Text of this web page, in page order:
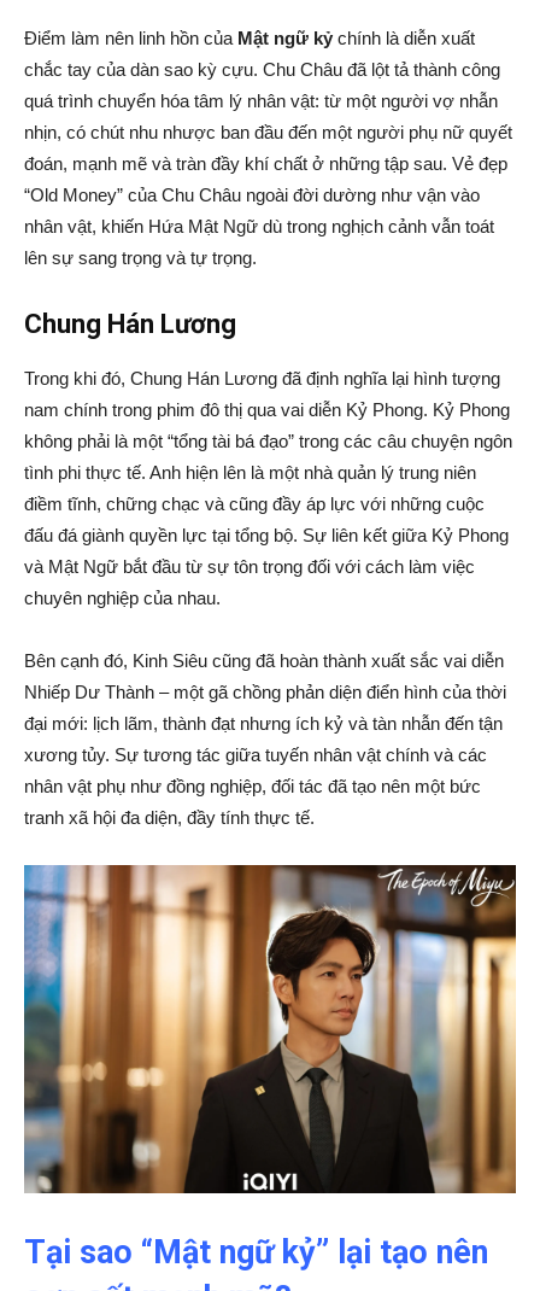
Điểm làm nên linh hồn của Mật ngữ kỷ chính là diễn xuất
chắc tay của dàn sao kỳ cựu. Chu Châu đã lột tả thành công
quá trình chuyển hóa tâm lý nhân vật: từ một người vợ nhẫn
nhịn, có chút nhu nhược ban đầu đến một người phụ nữ quyết
đoán, mạnh mẽ và tràn đầy khí chất ở những tập sau. Vẻ đẹp
“Old Money” của Chu Châu ngoài đời dường như vận vào
nhân vật, khiến Hứa Mật Ngữ dù trong nghịch cảnh vẫn toát
lên sự sang trọng và tự trọng.
Chung Hán Lương
Trong khi đó, Chung Hán Lương đã định nghĩa lại hình tượng
nam chính trong phim đô thị qua vai diễn Kỷ Phong. Kỷ Phong
không phải là một “tổng tài bá đạo” trong các câu chuyện ngôn
tình phi thực tế. Anh hiện lên là một nhà quản lý trung niên
điềm tĩnh, chững chạc và cũng đầy áp lực với những cuộc
đấu đá giành quyền lực tại tổng bộ. Sự liên kết giữa Kỷ Phong
và Mật Ngữ bắt đầu từ sự tôn trọng đối với cách làm việc
chuyên nghiệp của nhau.
Bên cạnh đó, Kinh Siêu cũng đã hoàn thành xuất sắc vai diễn
Nhiếp Dư Thành – một gã chồng phản diện điển hình của thời
đại mới: lịch lãm, thành đạt nhưng ích kỷ và tàn nhẫn đến tận
xương tủy. Sự tương tác giữa tuyến nhân vật chính và các
nhân vật phụ như đồng nghiệp, đối tác đã tạo nên một bức
tranh xã hội đa diện, đầy tính thực tế.
Tại sao “Mật ngữ kỷ” lại tạo nên